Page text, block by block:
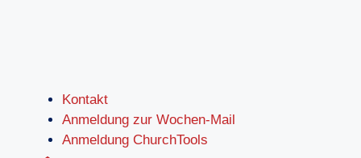
Kontakt
Anmeldung zur Wochen-Mail
Anmeldung ChurchTools